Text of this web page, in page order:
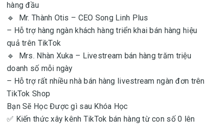
hàng đầu
🔹 Mr. Thành Otis – CEO Song Linh Plus
– Hỗ trợ hàng ngàn khách hàng triển khai bán hàng hiệu
quả trên TikTok
🔹 Mrs. Nhàn Xuka – Livestream bán hàng trăm triệu
doanh số mỗi ngày
– Hỗ trợ rất nhiều nhà bán hàng livestream ngàn đơn trên
TikTok Shop
Bạn Sẽ Học Được gì sau Khóa Học
✅ Kiến thức xây kênh TikTok bán hàng từ con số 0 lên